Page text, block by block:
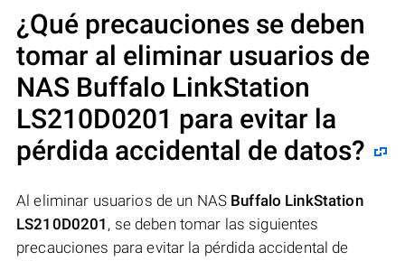
¿Qué precauciones se deben
tomar al eliminar usuarios de
NAS Buffalo LinkStation
LS210D0201 para evitar la
pérdida accidental de datos?
Al eliminar usuarios de un NAS Buffalo LinkStation
LS210D0201 , se deben tomar las siguientes
precauciones para evitar la pérdida accidental de